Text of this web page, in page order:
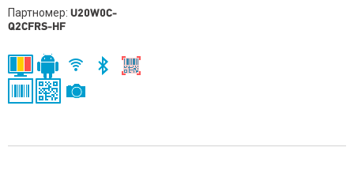
Партномер: U20W0C-
Q2CFRS-HF